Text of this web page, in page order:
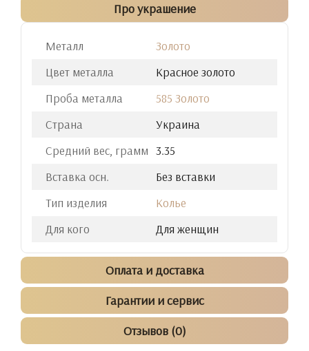
Про украшение
Металл
Золото
Цвет металла
Красное золото
Проба металла
585 Золото
Страна
Украина
Средний вес, грамм 3.35
Вставка осн.
Без вставки
Тип изделия
Колье
Для кого
Для женщин
Оплата и доставка
Гарантии и сервис
Отзывов (0)